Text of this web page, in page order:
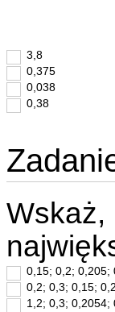
3,8
0,375
0,038
0,38
Wskaż,
0,15; 0,2; 0,205;
0,2; 0,3; 0,15;
1,2; 0,3; 0,2054;